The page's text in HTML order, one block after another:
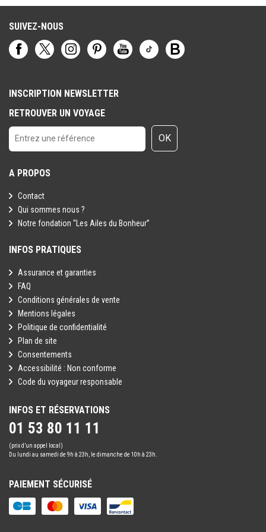
terroriste.
SUIVEZ-NOUS
INSCRIPTION NEWSLETTER
RETROUVER UN VOYAGE
OK
A PROPOS
Contact
Qui sommes nous ?
Notre fondation “Les Ailes du Bonheur”
INFOS PRATIQUES
Assurance et garanties
FAQ
Conditions générales de vente
Mentions légales
Politique de confidentialité
Plan de site
Consentements
Accessibilité : Non conforme
Code du voyageur responsable
INFOS ET RÉSERVATIONS
01 53 80 11 11
(prix d’un appel local)
Du lundi au samedi de 9h à 23h, le dimanche de 10h à 23h.
PAIEMENT SÉCURISÉ